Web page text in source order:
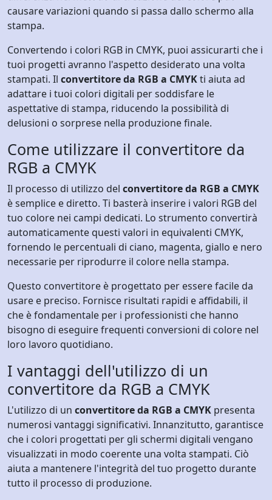
causare variazioni quando si passa dallo schermo alla
stampa.
Convertendo i colori RGB in CMYK, puoi assicurarti che i
tuoi progetti avranno l'aspetto desiderato una volta
stampati. Il convertitore da RGB a CMYKti aiuta ad
adattare i tuoi colori digitali per soddisfare le
aspettative di stampa, riducendo la possibilità di
delusioni o sorprese nella produzione finale.
Come utilizzare il convertitore da
RGB a CMYK
Il processo di utilizzo del convertitore da RGB a CMYK
è semplice e diretto. Ti basterà inserire i valori RGB del
tuo colore nei campi dedicati. Lo strumento convertirà
automaticamente questi valori in equivalenti CMYK,
fornendo le percentuali di ciano, magenta, giallo e nero
necessarie per riprodurre il colore nella stampa.
Questo convertitore è progettato per essere facile da
usare e preciso. Fornisce risultati rapidi e affidabili, il
che è fondamentale per i professionisti che hanno
bisogno di eseguire frequenti conversioni di colore nel
loro lavoro quotidiano.
I vantaggi dell'utilizzo di un
convertitore da RGB a CMYK
L'utilizzo di un convertitore da RGB a CMYK presenta
numerosi vantaggi significativi. Innanzitutto, garantisce
che i colori progettati per gli schermi digitali vengano
visualizzati in modo coerente una volta stampati. Ciò
aiuta a mantenere l'integrità del tuo progetto durante
tutto il processo di produzione.